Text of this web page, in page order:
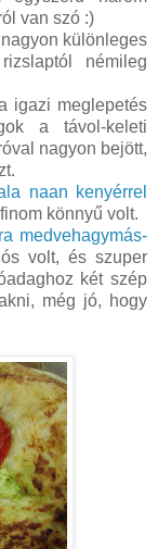
van szó :)
különleges
némileg
igazi meglepetés
a távol-keleti
nagyon bejött,
naan kenyérrel
könnyű volt.
medvehagymás-
volt, és szuper
két szép
még jó, hogy